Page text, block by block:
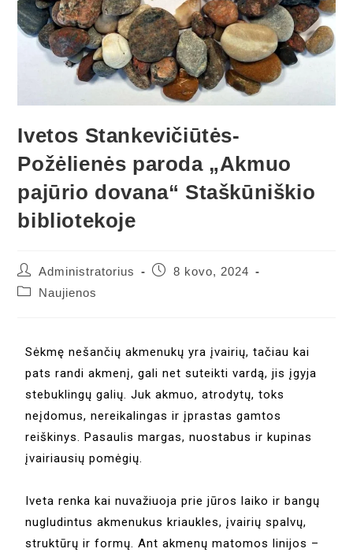
Ivetos Stankevičiūtės-
Požėlienės paroda „Akmuo
pajūrio dovana“ Staškūniškio
bibliotekoje
Administratorius
8 kovo, 2024
Naujienos
Sėkmę nešančių akmenukų yra įvairių, tačiau kai
pats randi akmenį, gali net suteikti vardą, jis įgyja
stebuklingų galių. Juk akmuo, atrodytų, toks
neįdomus, nereikalingas ir įprastas gamtos
reiškinys. Pasaulis margas, nuostabus ir kupinas
įvairiausių pomėgių.
Iveta renka kai nuvažiuoja prie jūros laiko ir bangų
nugludintus akmenukus kriaukles, įvairių spalvų,
struktūrų ir formų. Ant akmenų matomos linijos –